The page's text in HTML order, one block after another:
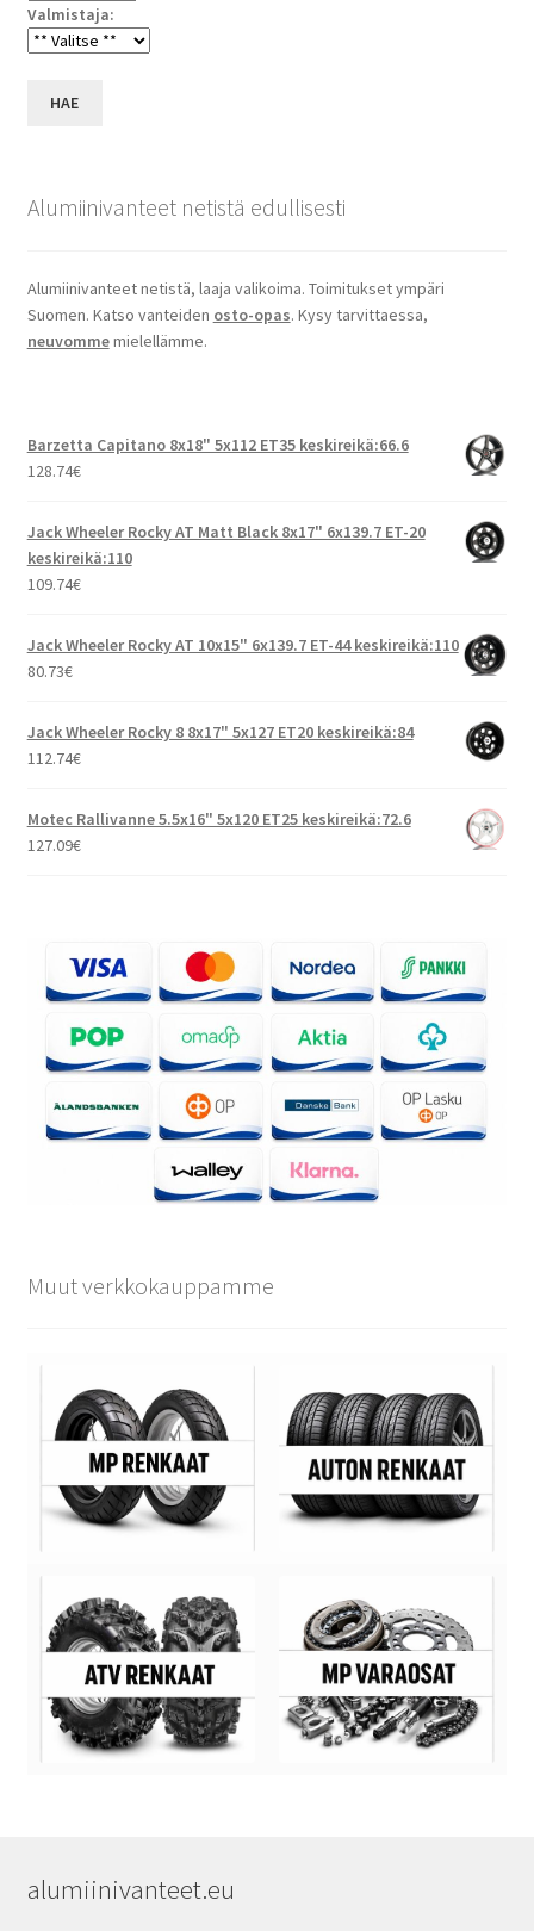
Valmistaja:
HAE
Alumiinivanteet netistä edullisesti
Alumiinivanteet netistä, laaja valikoima. Toimitukset ympäri
Suomen. Katso vanteiden osto-opas. Kysy tarvittaessa,
neuvommemielellämme.
Barzetta Capitano 8x18" 5x112 ET35 keskireikä:66.6
128.74€
Jack Wheeler Rocky AT Matt Black 8x17" 6x139.7 ET-20
keskireikä:110
109.74€
Jack Wheeler Rocky AT 10x15" 6x139.7 ET-44 keskireikä:110
80.73€
Jack Wheeler Rocky 8 8x17" 5x127 ET20 keskireikä:84
112.74€
Motec Rallivanne 5.5x16" 5x120 ET25 keskireikä:72.6
127.09€
Muut verkkokauppamme
alumiinivanteet.eu